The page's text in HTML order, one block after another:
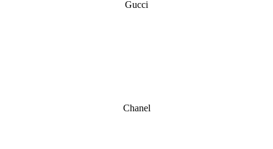
Gucci
Chanel